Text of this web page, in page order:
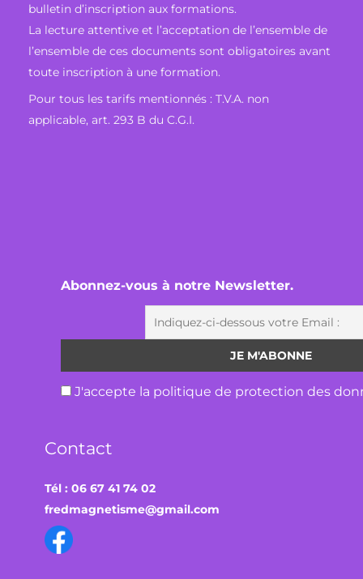
bulletin d’inscription aux formations.
La lecture attentive et l’acceptation de l’ensemble de
l’ensemble de ces documents sont obligatoires avant
toute inscription à une formation.
Pour tous les tarifs mentionnés : T.V.A. non
applicable, art. 293 B du C.G.I.
Abonnez-vous à notre Newsletter.
J'accepte la politique de protection des
Contact
Tél : 06 67 41 74 02
fredmagnetisme@gmail.com